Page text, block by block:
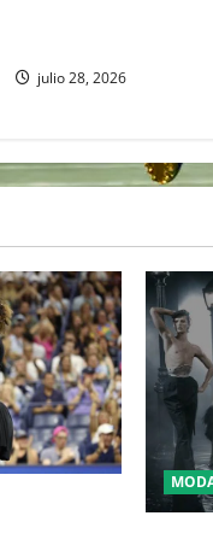
julio 28, 2026